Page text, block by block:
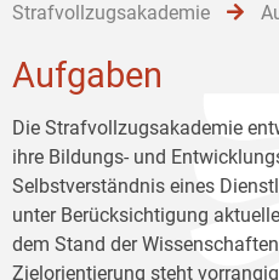
Strafvollzugsakademie
Aufgaben
Die Strafvollzugsakademie
ihre Bildungs- und
Selbstverständnis eines
unter Berücksichtigung
dem Stand der
Zielorientierung steht